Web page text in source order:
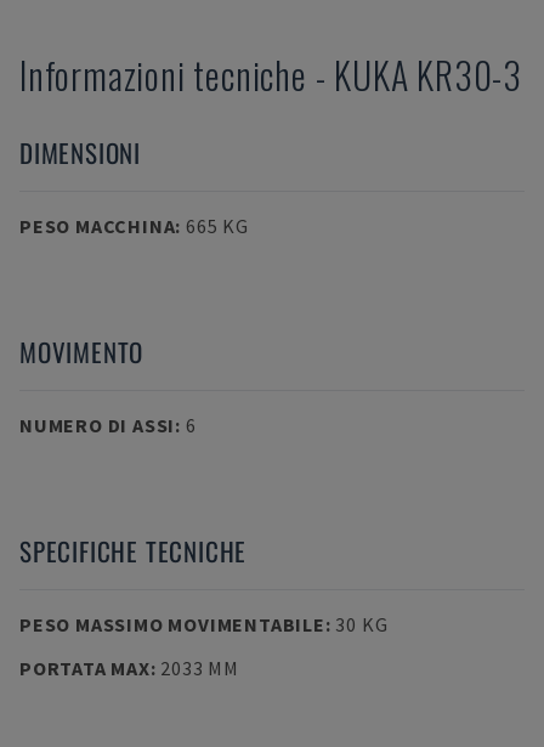
Informazioni tecniche - KUKA KR30-3
DIMENSIONI
PESO MACCHINA: 665 KG
MOVIMENTO
NUMERO DI ASSI: 6
SPECIFICHE TECNICHE
PESO MASSIMO MOVIMENTABILE: 30 KG
PORTATA MAX: 2033 MM